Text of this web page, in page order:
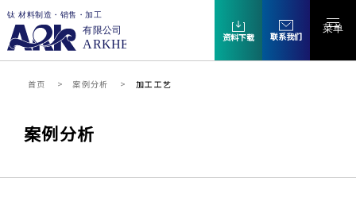
资料下载 联系我们
菜单
首页 案例分析 加工工艺
案例分析